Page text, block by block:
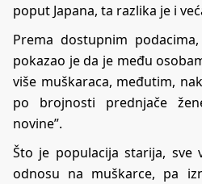
poput Japana, ta razlika je i
Prema dostupnim
pokazao je da je među
više muškaraca, međutim,
po brojnosti prednjače
novine”.
Što je populacija starija, sve
odnosu na muškarce, pa